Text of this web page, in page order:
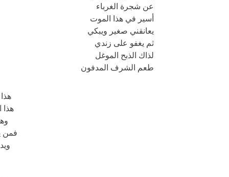
عن شجرة الغرباء
أسير في هذا الموت
يعانقني صغير ويبكي
ثم يغفو على زندي
لذاك الذبح الموغل
طعم الشرف المدفون
هذا
فمن